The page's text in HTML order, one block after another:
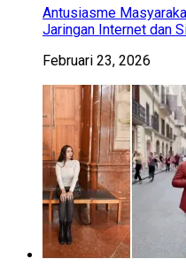
Antusiasme
Jaringan Internet dan
Februari 23, 2026